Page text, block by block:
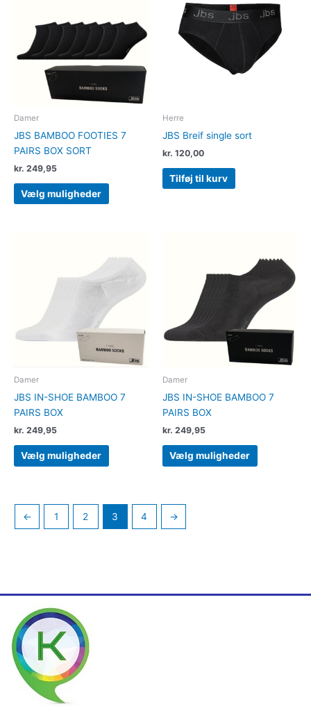
Damer
JBS BAMBOO FOOTIES 7
PAIRS BOX SORT
kr. 249,95
Vælg muligheder
flere
varianter.
Mulighederne
kan
på
Herre
JBS Breif single sort
kr. 120,00
Tilføj til kurv
Damer
JBS IN-SHOE BAMBOO 7
PAIRS BOX
kr. 249,95
Vælg muligheder
vare
varianter.
Mulighederne
kan
vælges
på
Damer
JBS IN-SHOE BAMBOO 7
PAIRS BOX
kr. 249,95
Vælg muligheder
varianter.
kan
vælges
på
← 1 2 3 4 →